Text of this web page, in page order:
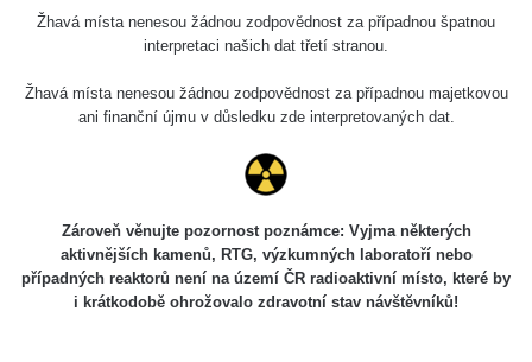
Délka
Zařízení Datum měření
Žádné záznamy
Všimli jste si, že některá měření se úplně neshodují i
když jsou měřené ve stejném radiačním oboru (α, β, γ)?
Má to hned několik důvodů. Záleží zejména na velikosti a
citlivosti sondy, dále jestli má zařízení kompenzaci energií
a také k jakému prvku je zařízení kalibrované.
Samotný způsob měření (měření v kontaktní vzdálenosti)
Žhavá místa nenesou žádnou zodpovědnost za případnou špatnou
interpretaci našich dat třetí stranou.
Žhavá místa nenesou žádnou zodpovědnost za případnou majetkovou
ani finanční újmu v důsledku zde interpretovaných dat.
Zároveň věnujte pozornost poznámce: Vyjma některých
aktivnějších kamenů, RTG, výzkumných laboratoří nebo
případných reaktorů není na území ČR radioaktivní místo, které by
i krátkodobě ohrožovalo zdravotní stav návštěvníků!